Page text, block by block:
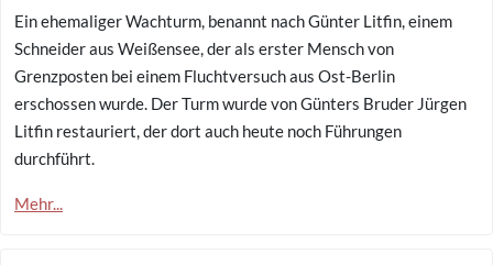
Ein ehemaliger Wachturm, benannt nach Günter Litfin, einem
Schneider aus Weißensee, der als erster Mensch von
Grenzposten bei einem Fluchtversuch aus Ost-Berlin
erschossen wurde. Der Turm wurde von Günters Bruder Jürgen
Litfin restauriert, der dort auch heute noch Führungen
durchführt.
Mehr...